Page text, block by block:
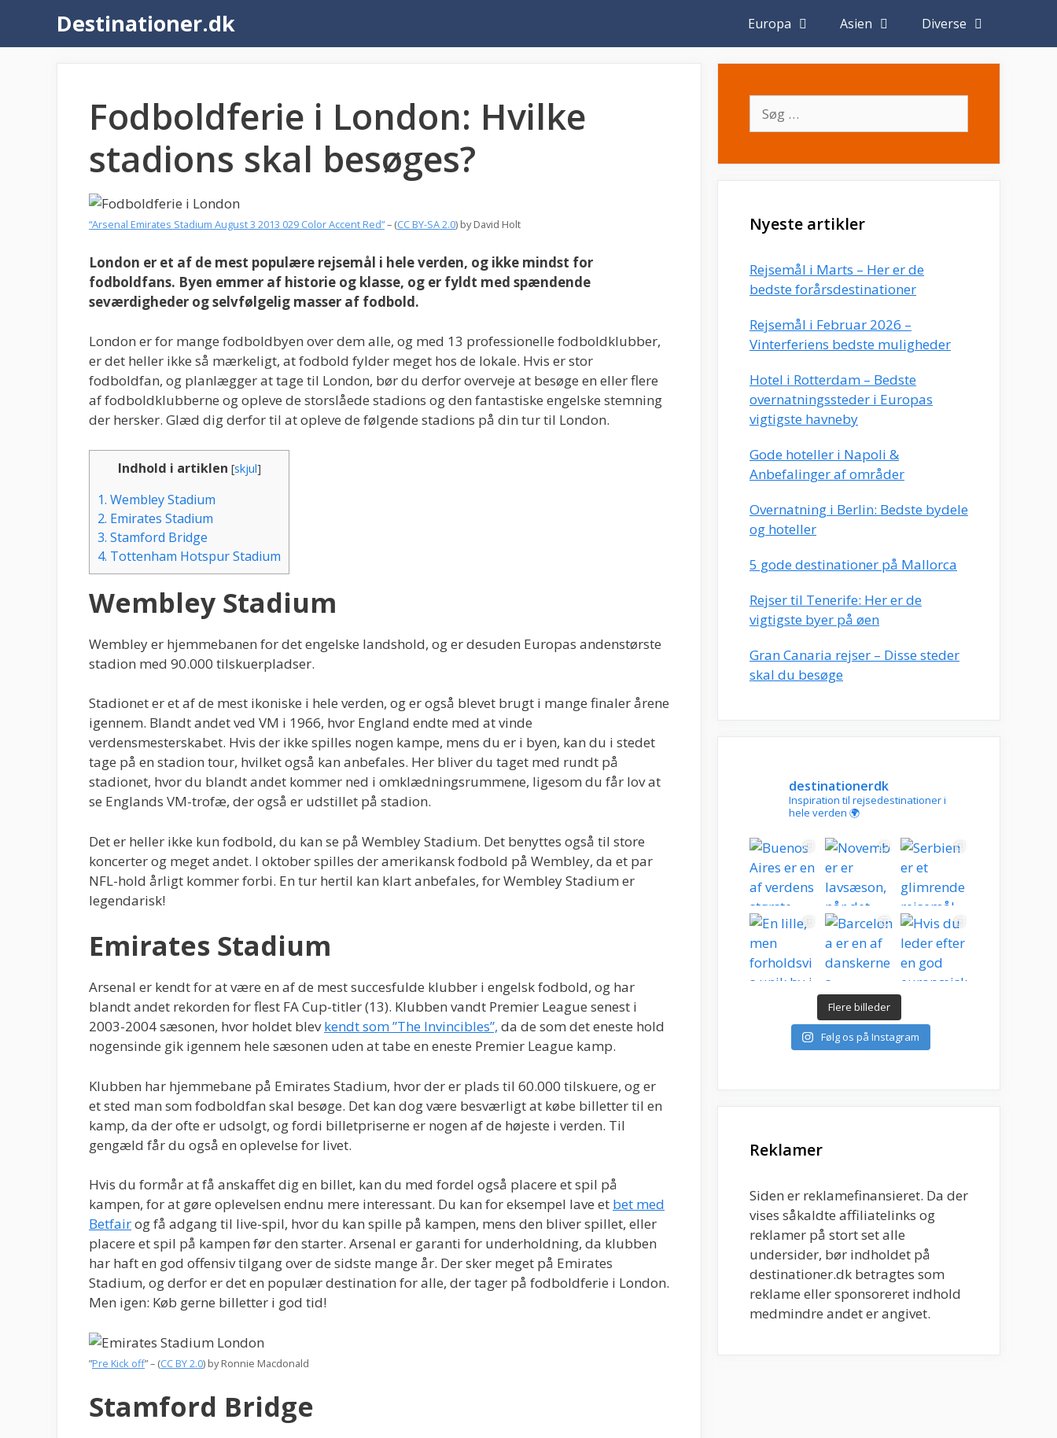
indhold
Destinationer.dk Europa Asien Diverse
Fodboldferie i London: Hvilke
stadions skal besøges?
“Arsenal Emirates Stadium August 3 2013 029 Color Accent Red”– (CC BY-SA 2.0) byDavid Holt
London er et af de mest populære rejsemål i hele verden, og ikke mindst for
fodboldfans. Byen emmer af historie og klasse, og er fyldt med spændende
seværdigheder og selvfølgelig masser af fodbold.
London er for mange fodboldbyen over dem alle, og med 13 professionelle fodboldklubber,
er det heller ikke så mærkeligt, at fodbold fylder meget hos de lokale. Hvis er stor
fodboldfan, og planlægger at tage til London, bør du derfor overveje at besøge en eller flere
af fodboldklubberne og opleve de storslåede stadions og den fantastiske engelske stemning
der hersker. Glæd dig derfor til at opleve de følgende stadions på din tur til London.
Indhold i artiklen [skjul]
1. Wembley Stadium
2. Emirates Stadium
3. Stamford Bridge
4. Tottenham Hotspur Stadium
Wembley Stadium
Wembley er hjemmebanen for det engelske landshold, og er desuden Europas andenstørste
stadion med 90.000 tilskuerpladser.
Stadionet er et af de mest ikoniske i hele verden, og er også blevet brugt i mange finaler årene
igennem. Blandt andet ved VM i 1966, hvor England endte med at vinde
verdensmesterskabet. Hvis der ikke spilles nogen kampe, mens du er i byen, kan du i stedet
tage på en stadion tour, hvilket også kan anbefales. Her bliver du taget med rundt på
stadionet, hvor du blandt andet kommer ned i omklædningsrummene, ligesom du får lov at
se Englands VM-trofæ, der også er udstillet på stadion.
Det er heller ikke kun fodbold, du kan se på Wembley Stadium. Det benyttes også til store
koncerter og meget andet. I oktober spilles der amerikansk fodbold på Wembley, da et par
NFL-hold årligt kommer forbi. En tur hertil kan klart anbefales, for Wembley Stadium er
legendarisk!
Emirates Stadium
Arsenal er kendt for at være en af de mest succesfulde klubber i engelsk fodbold, og har
blandt andet rekorden for flest FA Cup-titler (13). Klubben vandt Premier League senest i
2003-2004 sæsonen, hvor holdet blevkendt som ”The Invincibles”, da de som det eneste hold
nogensinde gik igennem hele sæsonen uden at tabe en eneste Premier League kamp.
Klubben har hjemmebane på Emirates Stadium, hvor der er plads til 60.000 tilskuere, og er
et sted man som fodboldfan skal besøge. Det kan dog være besværligt at købe billetter til en
kamp, da der ofte er udsolgt, og fordi billetpriserne er nogen af de højeste i verden. Til
gengæld får du også en oplevelse for livet.
Hvis du formår at få anskaffet dig en billet, kan du med fordel også placere et spil på
kampen, for at gøre oplevelsen endnu mere interessant. Du kan for eksempel lave et bet med
Betfairog få adgang til live-spil, hvor du kan spille på kampen, mens den bliver spillet, eller
placere et spil på kampen før den starter. Arsenal er garanti for underholdning, da klubben
har haft en god offensiv tilgang over de sidste mange år. Der sker meget på Emirates
Stadium, og derfor er det en populær destination for alle, der tager på fodboldferie i London.
Men igen: Køb gerne billetter i god tid!
”Pre Kick off” – (CC BY 2.0) byRonnie Macdonald
Stamford Bridge
efter:
Nyeste artikler
Rejsemål i Marts – Her er de
bedste forårsdestinationer
Rejsemål i Februar 2026 –
Vinterferiens bedste muligheder
Hotel i Rotterdam – Bedste
overnatningssteder i Europas
vigtigste havneby
Gode hoteller i Napoli &
Anbefalinger af områder
Overnatning i Berlin: Bedste bydele
og hoteller
5 gode destinationer på Mallorca
Rejser til Tenerife: Her er de
vigtigste byer på øen
Gran Canaria rejser – Disse steder
skal du besøge
destinationerdk
Inspiration til rejsedestinationer i
hele verden 🌍
Flere billeder
Følg os på Instagram
Reklamer
Siden er reklamefinansieret. Da der
vises såkaldte affiliatelinks og
reklamer på stort set alle
undersider, bør indholdet på
destinationer.dk betragtes som
reklame eller sponsoreret indhold
medmindre andet er angivet.